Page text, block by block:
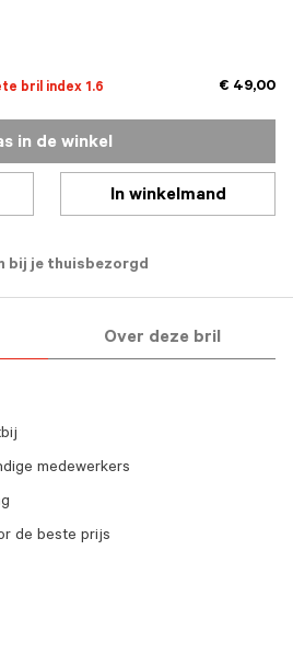
bril index 1.6 € 49,00
in de winkel
In winkelmand
bij je thuisbezorgd
Over deze bril
medewerkers
de beste prijs